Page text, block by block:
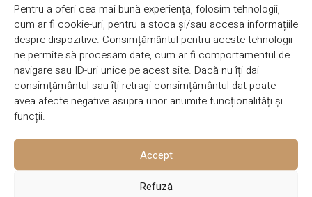
Pentru a oferi cea mai bună experiență, folosim tehnologii,
cum ar fi cookie-uri, pentru a stoca și/sau accesa informațiile
despre dispozitive. Consimțământul pentru aceste tehnologii
ne permite să procesăm date, cum ar fi comportamentul de
navigare sau ID-uri unice pe acest site. Dacă nu îți dai
consimțământul sau îți retragi consimțământul dat poate
avea afecte negative asupra unor anumite funcționalități și
funcții.
Accept
Refuză
VINO IN SHOWROOM
BROȘURĂ
DESCRIERE
150 x 14